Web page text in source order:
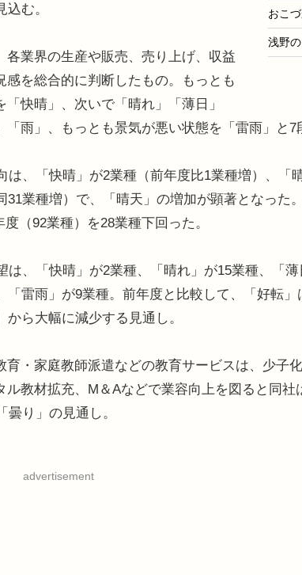
む。
業界の生産や販売、売り上げ、収益
感を総合的に判断したもの。もっとも
快晴」、次いで「晴れ」「薄日」
「雨」、もっとも景気が悪い状態を「雷雨」と7
、「快晴」が2業種（前年度比1業種増）、「
31業種増）で、「晴天」の増加が顕著となった
（92業種）を28業種下回った。
、「快晴」が2業種、「晴れ」が15業種、「薄
「雷雨」が9業種。前年度と比較して、「好転
から大幅に減少する見通し。
・家庭教師派遣などの教育サービスは、少子
ル教材拡充、M＆Aなどで業容向上を図ると同
曇り」の見通し。
advertisement